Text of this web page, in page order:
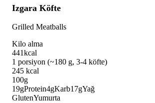
Izgara Köfte
Grilled Meatballs
Kilo alma
441kcal
1 porsiyon (~180 g, 3-4 köfte)
245 kcal
100g
19gProtein4gKarb17gYağ
GlutenYumurta